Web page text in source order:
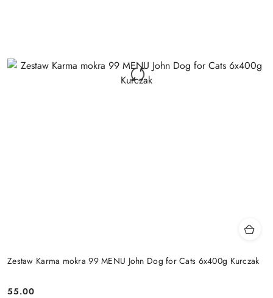
Zestaw Karma mokra 99 MENU John Dog for Cats 6x400g Kurczak
55.00